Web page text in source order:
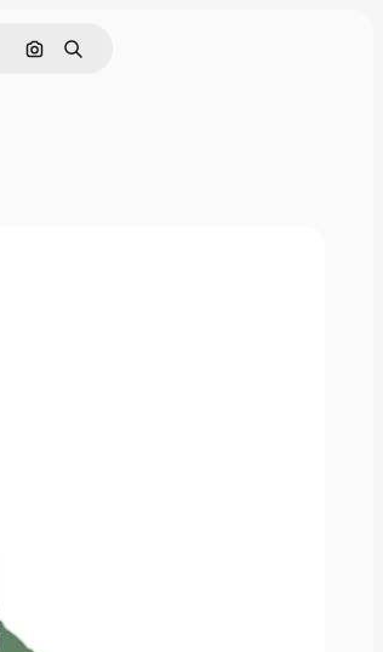
Поиск по изображению
Поиск